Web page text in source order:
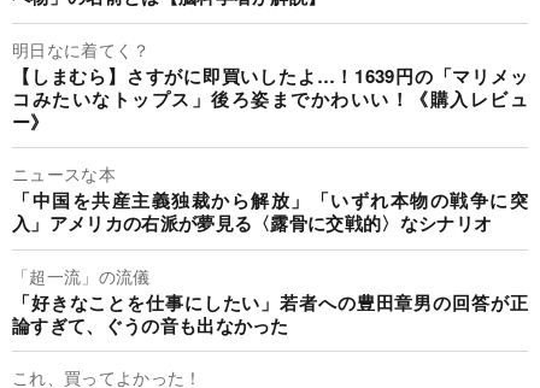
明日なに着てく？
【しまむら】さすがに即買いしたよ…！1639円の「マリメッ
コみたいなトップス」後ろ姿までかわいい！《購入レビュ
ー》
ニュースな本
「中国を共産主義独裁から解放」「いずれ本物の戦争に突
入」アメリカの右派が夢見る〈露骨に交戦的〉なシナリオ
「超一流」の流儀
「好きなことを仕事にしたい」若者への豊田章男の回答が正
論すぎて、ぐうの音も出なかった
これ、買ってよかった！